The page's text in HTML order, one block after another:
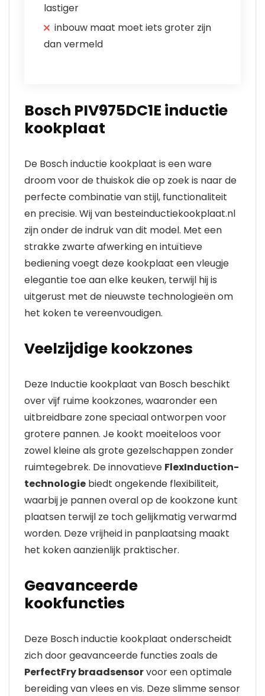
lastiger
inbouw maat moet iets groter zijn
dan vermeld
Bosch PIV975DC1E inductie
kookplaat
De Bosch inductie kookplaat is een ware
droom voor de thuiskok die op zoek is naar de
perfecte combinatie van stijl, functionaliteit
en precisie. Wij van besteinductiekookplaat.nl
zijn onder de indruk van dit model. Met een
strakke zwarte afwerking en intuïtieve
bediening voegt deze kookplaat een vleugje
elegantie toe aan elke keuken, terwijl hij is
uitgerust met de nieuwste technologieën om
het koken te vereenvoudigen.
Veelzijdige kookzones
Deze Inductie kookplaat van Bosch beschikt
over vijf ruime kookzones, waaronder een
uitbreidbare zone speciaal ontworpen voor
grotere pannen. Je kookt moeiteloos voor
zowel kleine als grote gezelschappen zonder
ruimtegebrek. De innovatieve FlexInduction-
technologie biedt ongekende flexibiliteit,
waarbij je pannen overal op de kookzone kunt
plaatsen terwijl ze toch gelijkmatig verwarmd
worden. Deze vrijheid in panplaatsing maakt
het koken aanzienlijk praktischer.
Geavanceerde
kookfuncties
Deze Bosch inductie kookplaat onderscheidt
zich door geavanceerde functies zoals de
PerfectFry braadsensorvoor een optimale
bereiding van vlees en vis. Deze slimme sensor